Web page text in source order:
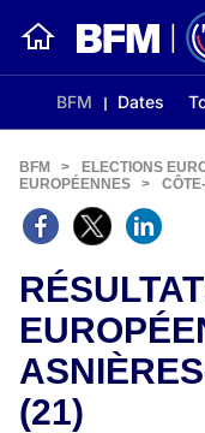
BFM Dates
BFM > ELECTIONS
EUROPÉENNES
>
(21)